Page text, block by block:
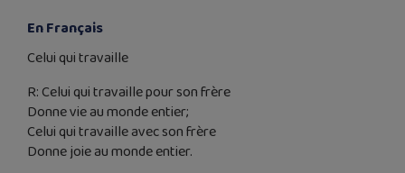
En Français
Celui qui travaille
R: Celui qui travaille pour son frère
Donne vie au monde entier;
Celui qui travaille avec son frère
Donne joie au monde entier.